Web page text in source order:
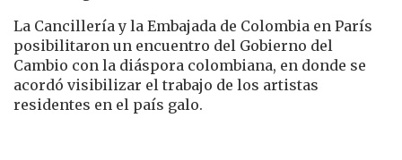
La Cancillería y la Embajada de Colombia en París
posibilitaron un encuentro del Gobierno del
Cambio con la diáspora colombiana, en donde se
acordó visibilizar el trabajo de los artistas
residentes en el país galo.